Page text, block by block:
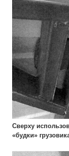
Сверху
«будки»